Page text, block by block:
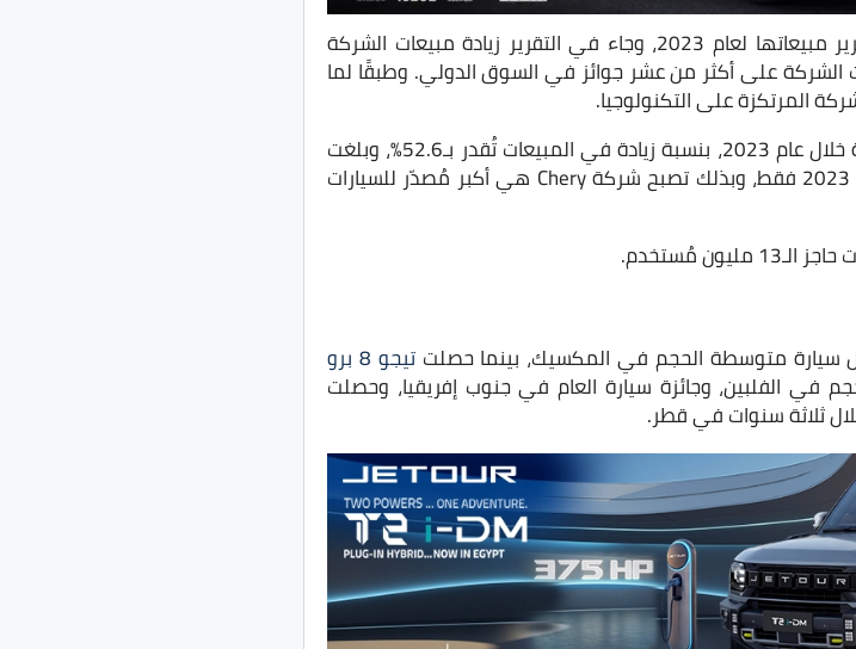
أعلنت شركة صناعة السيارات الصينية شيري عن تقرير مبيعاتها لعام 2023، وجاء في التقرير زيادة مبيعات الشركة
الشركة على أكثر من عشر جوائز في السوق الدولي. وطبقًا لما
المرتكزة على التكنولوجيا.
ببيع عدد 1.881.316 سيارة خلال عام 2023، بنسبة زيادة في المبيعات تُقدر بـ52.6%، وبلغت
مبيعات الشركة 215.690 سيارة خلال شهر ديسمبر 2023 فقط، وبذلك تصبح شركة Chery هي أكبر مُصدّر للسيارات
مُستخدم.
تيجو 8 برو
الفلبين، وجائزة سيارة العام في جنوب إفريقيا، وحصلت